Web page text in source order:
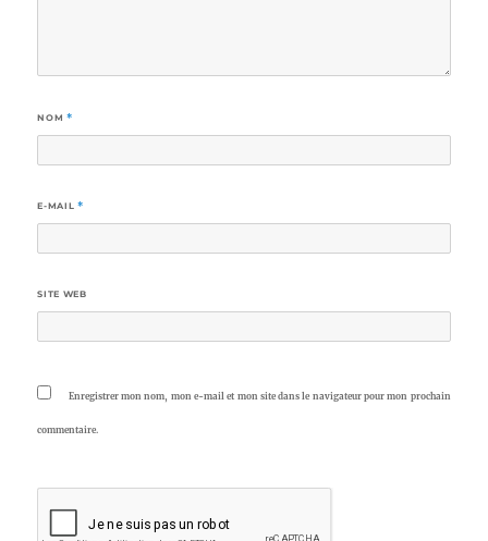
NOM *
E-MAIL *
SITE WEB
Enregistrer mon nom, mon e-mail et mon site dans le navigateur pour mon prochain
commentaire.